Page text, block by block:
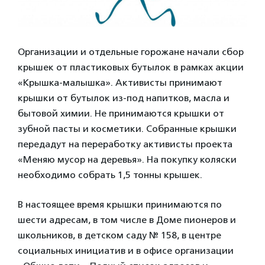
Организации и отдельные горожане начали сбор
крышек от пластиковых бутылок в рамках акции
«Крышка-малышка». Активисты принимают
крышки от бутылок из-под напитков, масла и
бытовой химии. Не принимаются крышки от
зубной пасты и косметики. Собранные крышки
передадут на переработку активисты проекта
«Меняю мусор на деревья». На покупку коляски
необходимо собрать 1,5 тонны крышек.
В настоящее время крышки принимаются по
шести адресам, в том числе в Доме пионеров и
школьников, в детском саду № 158, в центре
социальных инициатив и в офисе организации